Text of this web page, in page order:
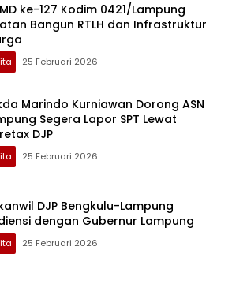
ke-127 Kodim 0421/Lampung
Bangun RTLH dan Infrastruktur
25 Februari 2026
Marindo Kurniawan Dorong ASN
Segera Lapor SPT Lewat
DJP
25 Februari 2026
DJP Bengkulu-Lampung
dengan Gubernur Lampung
25 Februari 2026